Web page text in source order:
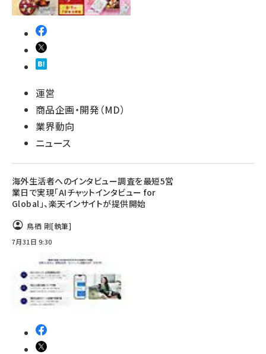
運営
商品企画・開発（MD）
業界動向
ニュース
海外生活者へのインタビュー調査を最短5営
業日で実現「AIチャットインタビュー for
Global」、楽天インサイトが提供開始
鳥栖 剛[執筆]
7月31日 9:30